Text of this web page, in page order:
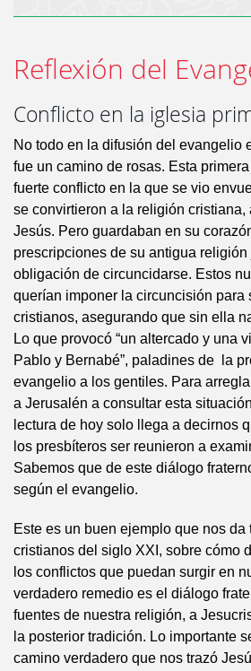
Reflexión del
Conflicto en la iglesia
No todo en la difusión del evangelio
fue un camino de rosas. Esta
fuerte conflicto en la que se vio
se convirtieron a la religión cristiana,
Jesús. Pero guardaban en su
prescripciones de su antigua
obligación de circuncidarse. Estos
querían imponer la circuncisión para
cristianos, asegurando que sin ella
Lo que provocó “un altercado y una
Pablo y Bernabé”, paladines de la
evangelio a los gentiles. Para
a Jerusalén a consultar esta
lectura de hoy solo llega a decirnos
los presbíteros ser reunieron a
Sabemos que de este diálogo
según el evangelio.
Este es un buen ejemplo que nos da
cristianos del siglo XXI, sobre cómo
los conflictos que puedan surgir en
verdadero remedio es el diálogo
fuentes de nuestra religión, a
la posterior tradición. Lo importante
camino verdadero que nos trazó